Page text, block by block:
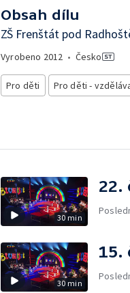
Obsah dílu
ZŠ Frenštát pod
Vyrobeno 2012 • Česko
Pro děti Pro děti -
30 min
22.
30 min
15.